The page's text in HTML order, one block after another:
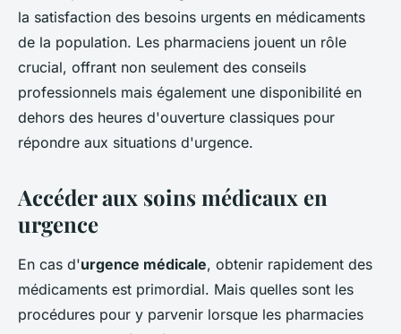
la satisfaction des besoins urgents en médicaments
de la population. Les pharmaciens jouent un rôle
crucial, offrant non seulement des conseils
professionnels mais également une disponibilité en
dehors des heures d'ouverture classiques pour
répondre aux situations d'urgence.
Accéder aux soins médicaux en
urgence
En cas d'urgence médicale, obtenir rapidement des
médicaments est primordial. Mais quelles sont les
procédures pour y parvenir lorsque les pharmacies